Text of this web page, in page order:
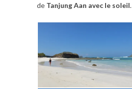
de Tanjung Aan avec le soleil.